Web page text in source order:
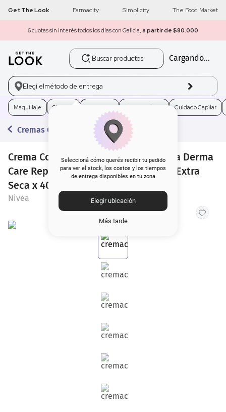
Get The Look Farmacity Simplicity The Food Market
6 cuotas sin interés todos los días con Galicia, a partir de $80.000
Buscar productos
Cargando...
Elegí elmétodo de entrega
Seleccioná cómo querés recibir tu pedido
para ver el stock, los costos y los tiempos
de entrega disponibles en tu zona
Elegir ubicación
Más tarde
Maquillaje Skincare Electro Belleza Cuidado Capilar
Cremas Corporales
Crema Corporal Hipoalergénica Nivea Derma
Care Reparadora Intensiva para Piel Extra
Seca x 400 ml
Nivea
1 get the look
2 máscara pestañas
loreal
4. brochas
5. corrector
8.